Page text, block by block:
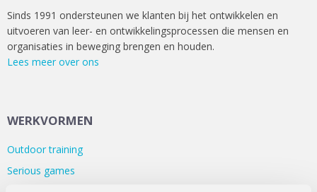
Sinds 1991 ondersteunen we klanten bij het ontwikkelen en
uitvoeren van leer- en ontwikkelingsprocessen die mensen en
organisaties in beweging brengen en houden.
Lees meer over ons
WERKVORMEN
Outdoor training
Serious games